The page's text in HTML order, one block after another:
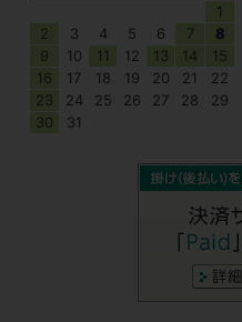
1
2
3 4 5 6 7
8
9
10 11 12 13 14
15
16
17 18 19 20 21
22
23
24 25 26 27 28
29
30
31